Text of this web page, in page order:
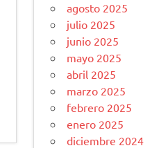
agosto 2025
julio 2025
junio 2025
mayo 2025
abril 2025
marzo 2025
febrero 2025
enero 2025
diciembre 2024